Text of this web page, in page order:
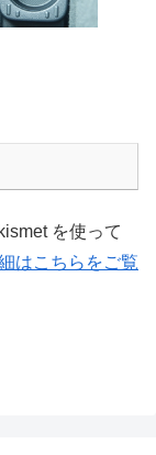
を使って
はこちらをご覧